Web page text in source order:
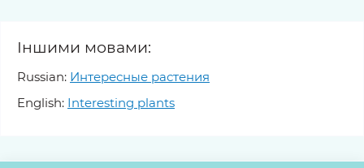
Іншими мовами:
Russian: Интересные растения
English: Interesting plants